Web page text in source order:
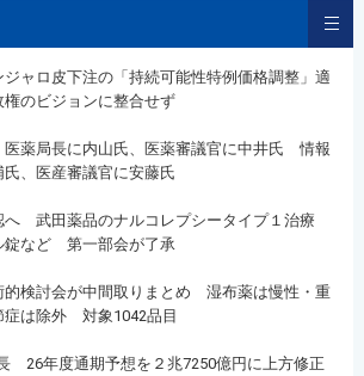
ャロ皮下注の「持続可能性特例価格調整」適
のビジョンに整合せず
薬局長に内山氏、医薬審議官に中井氏 情報
、医産審議官に安藤氏
へ 武田薬品のナルコレプシータイプ１治療
錠など 第一部会が了承
的検討会が中間取りまとめ 湿布薬は慢性・重
症は除外 対象1042品目
26年度通期予想を２兆7250億円に上方修正